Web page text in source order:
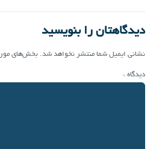
دیدگاهتان را بنویسید
نشانی ایمیل شما منتشر نخواهد شد. بخش‌های
دیدگاه *